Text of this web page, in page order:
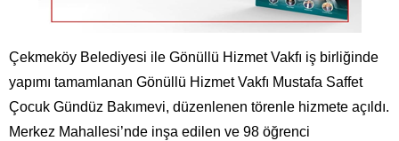
Çekmeköy Belediyesi ile Gönüllü Hizmet Vakfı iş birliğinde
yapımı tamamlanan Gönüllü Hizmet Vakfı Mustafa Saffet
Çocuk Gündüz Bakımevi, düzenlenen törenle hizmete açıldı.
Merkez Mahallesi’nde inşa edilen ve 98 öğrenci